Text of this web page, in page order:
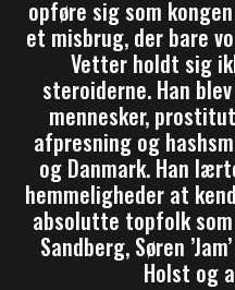
opføre sig som
et misbrug, der bare
Vetter holdt sig
steroiderne. Han
mennesker,
afpresning og
og Danmark. Han
hemmeligheder at
absolutte topfolk som
Sandberg, Søren
Holst og